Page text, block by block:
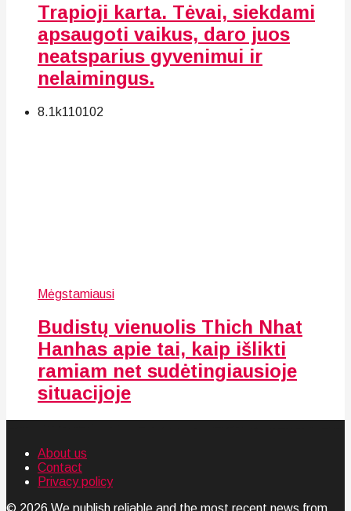
Trapioji karta. Tėvai, siekdami
apsaugoti vaikus, daro juos
neatsparius gyvenimui ir
nelaimingus.
8.1k110102
Mėgstamiausi
Budistų vienuolis Thich Nhat
Hanhas apie tai, kaip išlikti
ramiam net sudėtingiausioje
situacijoje
About us
Contact
Privacy policy